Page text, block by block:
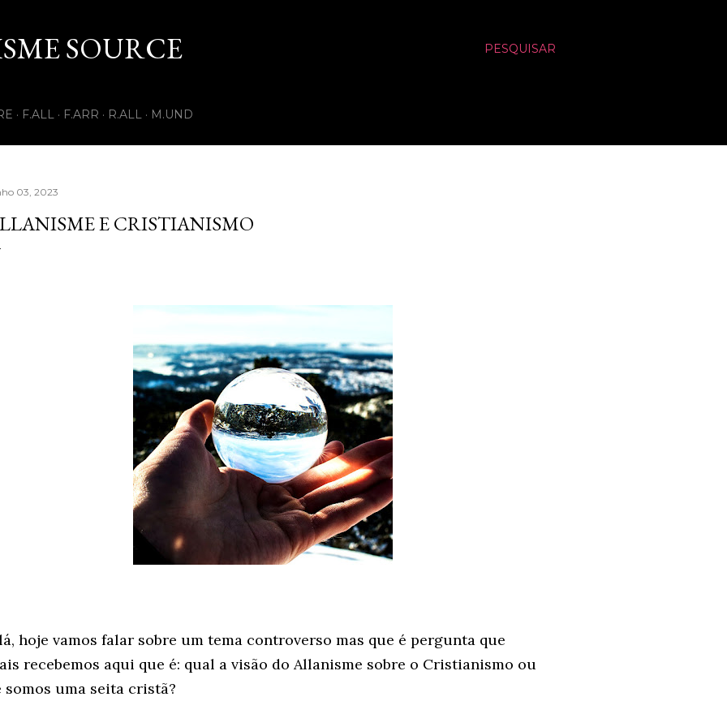
PESQUISAR
SOURCE
F.ALL F.ARR R.ALL M.UND
03, 2023
E CRISTIANISMO
hoje vamos falar sobre um tema controverso mas que é pergunta que
recebemos aqui que é: qual a visão do Allanisme sobre o Cristianismo ou
somos uma seita cristã?